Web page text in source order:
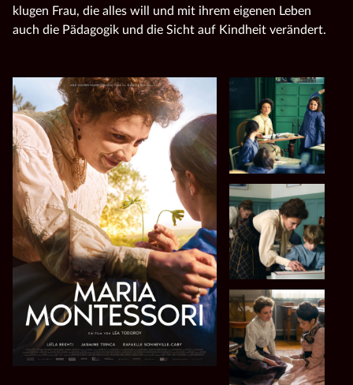
klugen Frau, die alles will und mit ihrem eigenen Leben
auch die Pädagogik und die Sicht auf Kindheit verändert.